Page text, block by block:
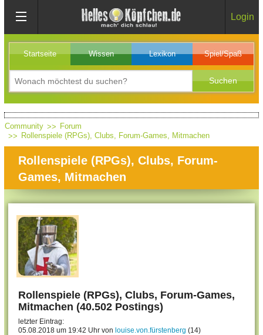
Login
Startseite Wissen Lexikon Spiel/Spaß
Community
Forum
Rollenspiele (RPGs), Clubs, Forum-Games, Mitmachen
Rollenspiele (RPGs), Clubs, Forum-
Games, Mitmachen
Rollenspiele (RPGs), Clubs, Forum-Games,
Mitmachen (40.502 Postings)
letzter Eintrag:
05.08.2018 um 19:42 Uhr von louise.von.fürstenberg (14)